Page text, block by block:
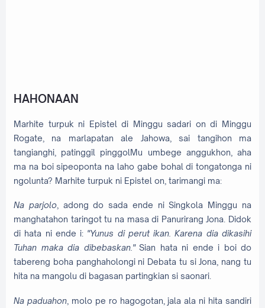
HAHONAAN
Marhite turpuk ni Epistel di Minggu sadari on di Minggu
Rogate, na marlapatan ale Jahowa, sai tangihon ma
tangianghi, patinggil pinggolMu umbege anggukhon, aha
ma na boi sipeoponta na laho gabe bohal di tongatonga ni
ngolunta? Marhite turpuk ni Epistel on, tarimangi ma:
Na parjolo, adong do sada ende ni Singkola Minggu na
manghatahon taringot tu na masa di Panurirang Jona. Didok
di hata ni ende i: "Yunus di perut ikan. Karena dia dikasihi
Tuhan maka dia dibebaskan." Sian hata ni ende i boi do
tabereng boha panghaholongi ni Debata tu si Jona, nang tu
hita na mangolu di bagasan partingkian si saonari.
Na paduahon, molo pe ro hagogotan, jala ala ni hita sandiri